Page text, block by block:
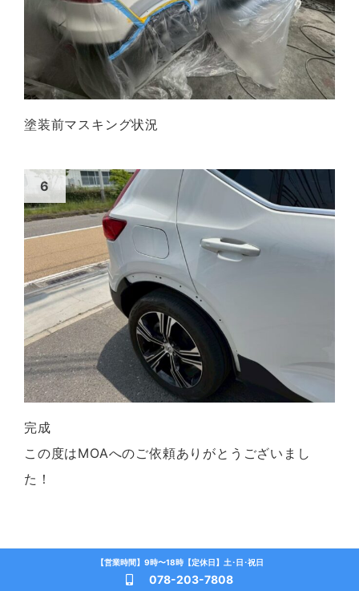
塗装前マスキング状況
完成
この度はMOAへのご依頼ありがとうございまし
た！
【営業時間】9時〜18時【定休日】土･日･祝日
078-203-7808